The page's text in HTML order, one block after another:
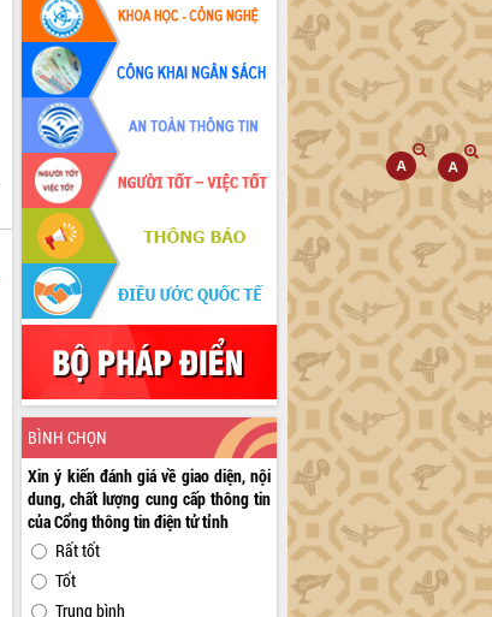
BÌNH CHỌN
Xin ý kiến đánh giá về giao diện, nội
dung, chất lượng cung cấp thông tin
của Cổng thông tin điện tử tỉnh
Rất tốt
Tốt
Trung bình